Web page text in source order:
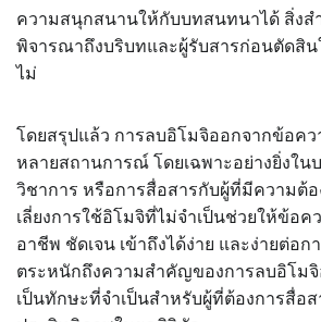
ความสนุกสนานให้กับบทสนทนาได้ สิ่ง
พิจารณาถึงบริบทและผู้รับสารก่อนตัดสิน
ไม่
โดยสรุปแล้ว การลบอิโมจิออกจากข้อค
หลายสถานการณ์ โดยเฉพาะอย่างยิ่งใน
วิชาการ หรือการสื่อสารกับผู้ที่มีความต้
เลี่ยงการใช้อิโมจิที่ไม่จำเป็นช่วยให้ข้อ
อาชีพ ชัดเจน เข้าถึงได้ง่าย และง่ายต่อก
ตระหนักถึงความสำคัญของการลบอิโม
เป็นทักษะที่จำเป็นสำหรับผู้ที่ต้องการสื่อส